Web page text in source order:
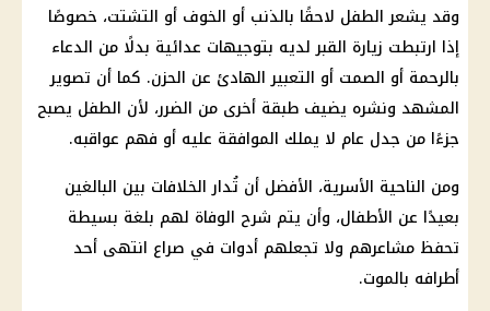
وقد يشعر الطفل لاحقًا بالذنب أو الخوف أو التشتت، خصوصًا
إذا ارتبطت زيارة القبر لديه بتوجيهات عدائية بدلًا من الدعاء
بالرحمة أو الصمت أو التعبير الهادئ عن الحزن. كما أن تصوير
المشهد ونشره يضيف طبقة أخرى من الضرر، لأن الطفل يصبح
جزءًا من جدل عام لا يملك الموافقة عليه أو فهم عواقبه.
ومن الناحية الأسرية، الأفضل أن تُدار الخلافات بين البالغين
بعيدًا عن الأطفال، وأن يتم شرح الوفاة لهم بلغة بسيطة
تحفظ مشاعرهم ولا تجعلهم أدوات في صراع انتهى أحد
أطرافه بالموت.